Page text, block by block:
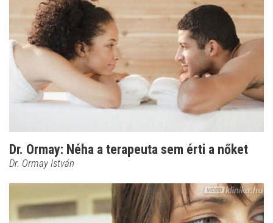
Dr. Ormay: Néha a terapeuta sem érti a nőket
Dr. Ormay István